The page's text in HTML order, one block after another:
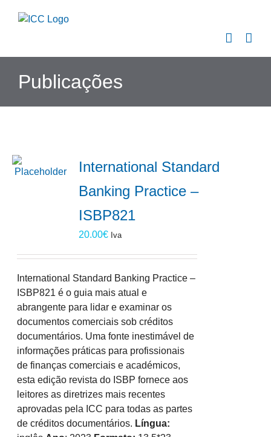
Publicações
International Standard
Banking Practice –
ISBP821
20.00€ Iva
International Standard Banking Practice –
ISBP821 é o guia mais atual e
abrangente para lidar e examinar os
documentos comerciais sob créditos
documentários. Uma fonte inestimável de
informações práticas para profissionais
de finanças comerciais e académicos,
esta edição revista do ISBP fornece aos
leitores as diretrizes mais recentes
aprovadas pela ICC para todas as partes
de créditos documentários. Língua: